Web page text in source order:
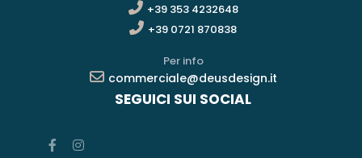
+39 353 4232648
+39 0721 870838
Per info
commerciale@deusdesign.it
SEGUICI SUI SOCIAL